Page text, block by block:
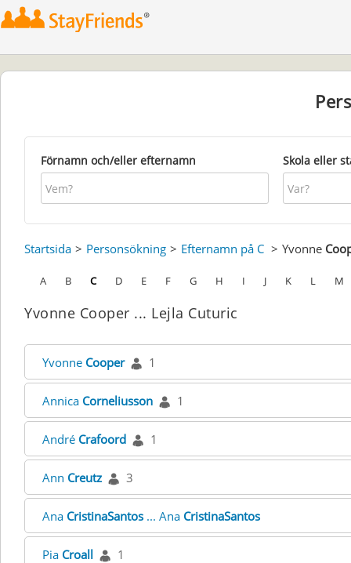
Förnamn och/eller efternamn Skola eller
Startsida Personsökning Efternamn på C Yvonne
A B C D E F G H I J K L M
Yvonne Cooper ... Lejla Cuturic
Yvonne Cooper 1
Annica Corneliusson 1
André Crafoord 1
Ann Creutz 3
Ana CristinaSantos ... Ana CristinaSantos
Pia Croall 1